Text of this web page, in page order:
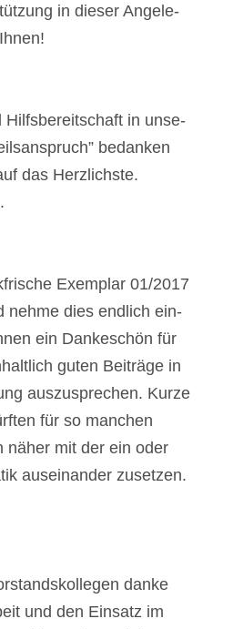
in die­ser Ange­le­
Hilfs­be­reit­schaft in unse­
bedan­ken
das Herz­lichs­te.
Exem­plar 01/2017
neh­me dies end­lich ein­
ein Dan­ke­schön für
guten Bei­trä­ge in
aus­zu­spre­chen. Kur­ze
für so man­chen
näher mit der ein oder
aus­ein­an­der zuset­zen.
dan­ke
und den Ein­satz im